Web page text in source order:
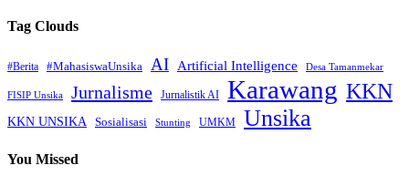
Tag Clouds
#Berita #MahasiswaUnsika AI Artificial Intelligence Desa Tamanmekar
FISIP Unsika Jurnalisme Jurnalistik AI Karawang KKN
KKN UNSIKA Sosialisasi Stunting UMKM Unsika
You Missed